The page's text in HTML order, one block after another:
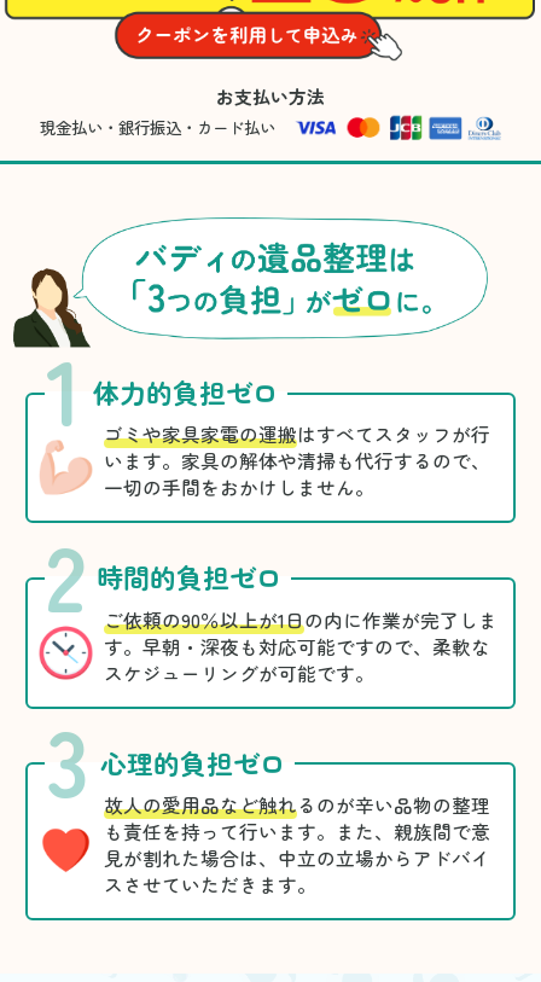
お支払い方法
現金払い・銀行振込・カード払い
1 体力的負担ゼロ
ゴミや家具家電の運搬はすべてスタッフが行
います。家具の解体や清掃も代行するので、
一切の手間をおかけしません。
2 時間的負担ゼロ
ご依頼の90％以上が1日の内に作業が完了しま
す。早朝・深夜も対応可能ですので、柔軟な
スケジューリングが可能です。
3 心理的負担ゼロ
故人の愛用品など触れるのが辛い品物の整理
も責任を持って行います。また、親族間で意
見が割れた場合は、中立の立場からアドバイ
スさせていただきます。